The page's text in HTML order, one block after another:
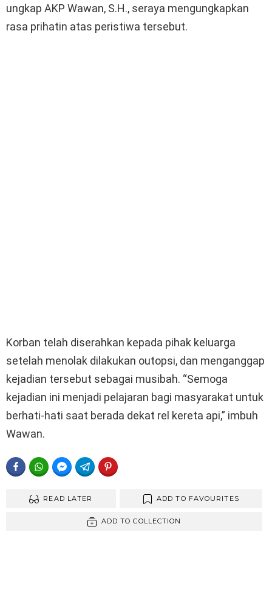
ungkap AKP Wawan, S.H., seraya mengungkapkan
rasa prihatin atas peristiwa tersebut.
Korban telah diserahkan kepada pihak keluarga
setelah menolak dilakukan outopsi, dan menganggap
kejadian tersebut sebagai musibah. “Semoga
kejadian ini menjadi pelajaran bagi masyarakat untuk
berhati-hati saat berada dekat rel kereta api,” imbuh
Wawan.
FACEBOOKWHATSAPPFACEBOOK MESSENGER
TELEGRAM
READ LATER ADD TO FAVOURITES
ADD TO COLLECTION